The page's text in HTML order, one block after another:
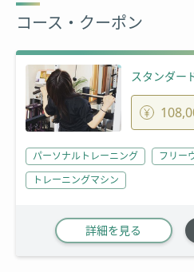
コース・クーポン
スタンダー
パーソナルトレーニング
フリー
トレーニングマシン
詳細を見る